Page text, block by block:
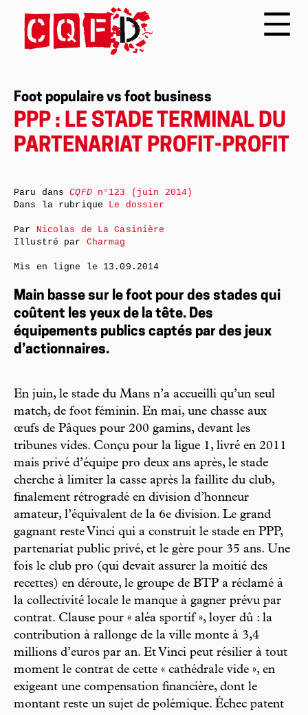
Foot populaire vs foot business
PPP : LE STADE TERMINAL DU
PARTENARIAT PROFIT-PROFIT
Main basse sur le foot pour des stades qui
coûtent les yeux de la tête. Des
équipements publics captés par des jeux
d’actionnaires.
En juin, le stade du Mans n’a accueilli qu’un seul
match, de foot féminin. En mai, une chasse aux
œufs de Pâques pour 200 gamins, devant les
tribunes vides. Conçu pour la ligue 1, livré en 2011
mais privé d’équipe pro deux ans après, le stade
cherche à limiter la casse après la faillite du club,
finalement rétrogradé en division d’honneur
amateur, l’équivalent de la 6e division. Le grand
gagnant reste Vinci qui a construit le stade en PPP,
partenariat public privé, et le gère pour 35 ans. Une
fois le club pro (qui devait assurer la moitié des
recettes) en déroute, le groupe de BTP a réclamé à
la collectivité locale le manque à gagner prévu par
contrat. Clause pour « aléa sportif », loyer dû : la
contribution à rallonge de la ville monte à 3,4
millions d’euros par an. Et Vinci peut résilier à tout
moment le contrat de cette « cathédrale vide », en
exigeant une compensation financière, dont le
montant reste un sujet de polémique. Échec patent
Paru dansCQFDn°123 (juin 2014)
Dans la rubrique Le dossier
Par Nicolas de La Casinière
Illustré par Charmag
Mis en ligne le 13.09.2014